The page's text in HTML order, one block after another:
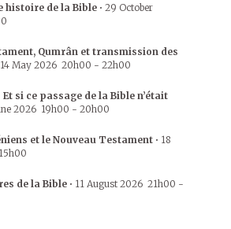
histoire de la Bible • 29 October
Qumrân et transmission des
14 May 2026 20h00 - 22h00
si ce passage de la Bible n’était
2026 19h00 - 20h00
et le Nouveau Testament • 18
15h00
de la Bible • 11 August 2026 21h00 -